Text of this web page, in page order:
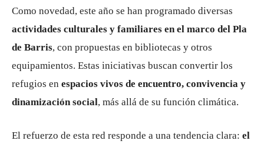
Como novedad, este año se han programado diversas
actividades culturales y familiares en el marco del Pla
de Barris, con propuestas en bibliotecas y otros
equipamientos. Estas iniciativas buscan convertir los
refugios en espacios vivos de encuentro, convivencia y
dinamización social, más allá de su función climática.
El refuerzo de esta red responde a una tendencia clara: el